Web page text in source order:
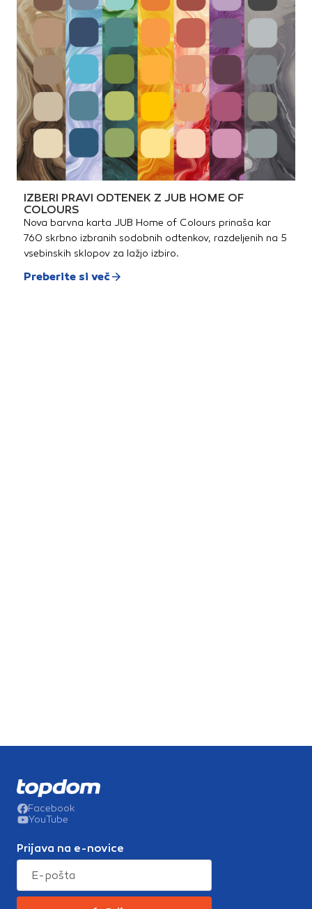
IZBERI PRAVI ODTENEK Z JUB HOME OF
COLOURS
Nova barvna karta JUB Home of Colours prinaša kar
760 skrbno izbranih sodobnih odtenkov, razdeljenih na 5
vsebinskih sklopov za lažjo izbiro.
Preberite si več
Facebook
YouTube
Prijava na e-novice